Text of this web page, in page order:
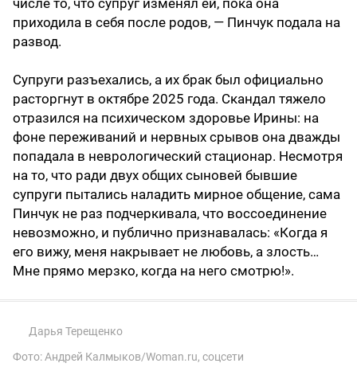
приходила в себя после родов, — Пинчук подала на
развод.
Супруги разъехались, а их брак был официально
расторгнут в октябре 2025 года. Скандал тяжело
отразился на психическом здоровье Ирины: на
фоне переживаний и нервных срывов она дважды
попадала в неврологический стационар. Несмотря
на то, что ради двух общих сыновей бывшие
супруги пытались наладить мирное общение, сама
Пинчук не раз подчеркивала, что воссоединение
невозможно, и публично признавалась: «Когда я
его вижу, меня накрывает не любовь, а злость…
Мне прямо мерзко, когда на него смотрю!».
Дарья Терещенко
Фото: Андрей Калмыков/Woman.ru, соцсети